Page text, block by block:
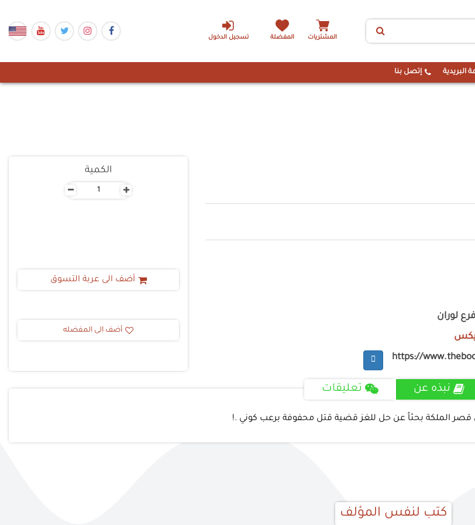
تسجيل الدخول المشتريات المفضلة
البريدية إتصل بنا
لوران
https://
الكمية
- +
أضف الى عربة التسوق
أضف الى المفضله
نبذه عن تعليقات
قصر الملكة بحثاً عن حل للغز قضية قتل محفوفة برعب كوني .!
كتب لنفس المؤلف